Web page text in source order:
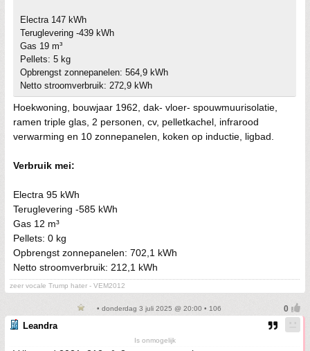
Electra 147 kWh
Teruglevering -439 kWh
Gas 19 m³
Pellets: 5 kg
Opbrengst zonnepanelen: 564,9 kWh
Netto stroomverbruik: 272,9 kWh
Hoekwoning, bouwjaar 1962, dak- vloer- spouwmuurisolatie,
ramen triple glas, 2 personen, cv, pelletkachel, infrarood
verwarming en 10 zonnepanelen, koken op inductie, ligbad.
Verbruik mei:
Electra 95 kWh
Teruglevering -585 kWh
Gas 12 m³
Pellets: 0 kg
Opbrengst zonnepanelen: 702,1 kWh
Netto stroomverbruik: 212,1 kWh
zeer vocale Trump hater - VEM2012
• donderdag 3 juli 2025 @ 20:00 • 106
Leandra
Is onmogelijk